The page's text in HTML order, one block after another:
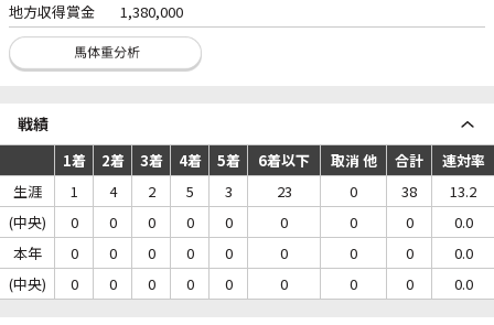
地方収得賞金
1,380,000
戦績
1着 2着 3着 4着 5着 6着以下 取消 他 合計
連対率
生涯
1 4 2 5 3 23 0 38
13.2
(中央)
0 0 0 0 0 0 0 0
0.0
本年
0 0 0 0 0 0 0 0
0.0
(中央)
0 0 0 0 0 0 0 0 0.0